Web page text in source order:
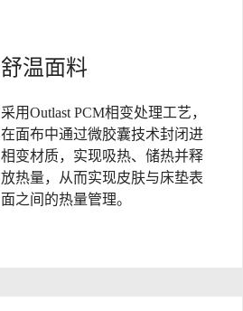
舒温面料
采用Outlast PCM相变处理工艺，
在面布中通过微胶囊技术封闭进
相变材质，实现吸热、储热并释
放热量，从而实现皮肤与床垫表
面之间的热量管理。